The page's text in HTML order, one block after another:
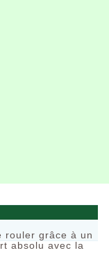
rouler grâce à un
absolu avec la